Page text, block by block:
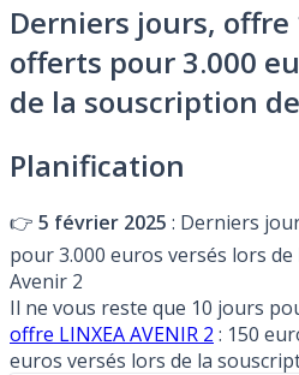
Derniers jours, offre
offerts pour 3.000
de la souscription
Planification
👉 5 février 2025 : Derniers
pour 3.000 euros versés lors
Avenir 2
Il ne vous reste que 10 jours
offre LINXEA AVENIR 2 : 150
euros versés lors de la